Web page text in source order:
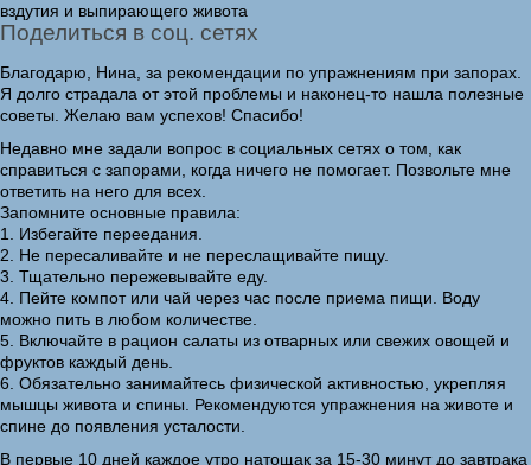
вздутия и выпирающего живота
Поделиться в соц. сетях
Благодарю, Нина, за рекомендации по упражнениям при запорах.
Я долго страдала от этой проблемы и наконец-то нашла полезные
советы. Желаю вам успехов! Спасибо!
Недавно мне задали вопрос в социальных сетях о том, как
справиться с запорами, когда ничего не помогает. Позвольте мне
ответить на него для всех.
Запомните основные правила:
1. Избегайте переедания.
2. Не пересаливайте и не переслащивайте пищу.
3. Тщательно пережевывайте еду.
4. Пейте компот или чай через час после приема пищи. Воду
можно пить в любом количестве.
5. Включайте в рацион салаты из отварных или свежих овощей и
фруктов каждый день.
6. Обязательно занимайтесь физической активностью, укрепляя
мышцы живота и спины. Рекомендуются упражнения на животе и
спине до появления усталости.
В первые 10 дней каждое утро натощак за 15-30 минут до завтрака